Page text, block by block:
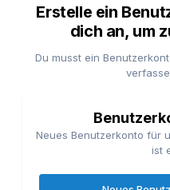
Erstelle ein
dich an, um
Du musst ein
Neues Benutzerkonto für
ist